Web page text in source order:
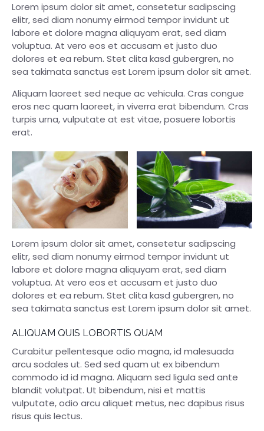
Lorem ipsum dolor sit amet, consetetur sadipscing
elitr, sed diam nonumy eirmod tempor invidunt ut
labore et dolore magna aliquyam erat, sed diam
voluptua. At vero eos et accusam et justo duo
dolores et ea rebum. Stet clita kasd gubergren, no
sea takimata sanctus est Lorem ipsum dolor sit amet.
Aliquam laoreet sed neque ac vehicula. Cras congue
eros nec quam laoreet, in viverra erat bibendum. Cras
turpis urna, vulputate at est vitae, posuere lobortis
erat.
Lorem ipsum dolor sit amet, consetetur sadipscing
elitr, sed diam nonumy eirmod tempor invidunt ut
labore et dolore magna aliquyam erat, sed diam
voluptua. At vero eos et accusam et justo duo
dolores et ea rebum. Stet clita kasd gubergren, no
sea takimata sanctus est Lorem ipsum dolor sit amet.
ALIQUAM QUIS LOBORTIS QUAM
Curabitur pellentesque odio magna, id malesuada
arcu sodales ut. Sed sed quam ut ex bibendum
commodo id id magna. Aliquam sed ligula sed ante
blandit volutpat. Ut bibendum, nisi et mattis
vulputate, odio arcu aliquet metus, nec dapibus risus
risus quis lectus.